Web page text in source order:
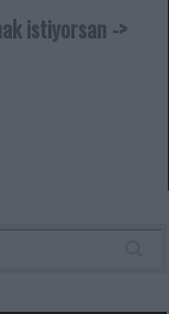
istiyorsan ->